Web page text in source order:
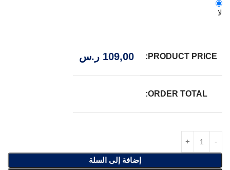
لا
PRODUCT PRICE:
109,00 ر.س
ORDER TOTAL:
إضافة إلى السلة